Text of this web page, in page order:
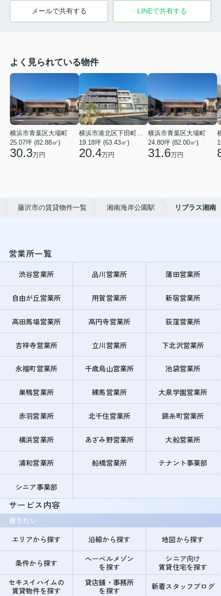
メールで共有する LINEで共有する
よく見られている物件
横浜市青葉区大場町
25.07坪 (82.88㎡)
30.3万円
19.18坪 (63.43㎡)
20.4万円
横浜市青葉区大場町
24.80坪 (82.00㎡)
31.6万円
藤沢市の賃貸物件一覧 湘南海岸公園駅 リブラス湘南
営業所一覧
渋谷営業所 品川営業所 蒲田営業所
自由が丘営業所 用賀営業所 新宿営業所
高田馬場営業所 高円寺営業所 荻窪営業所
吉祥寺営業所 立川営業所 下北沢営業所
永福町営業所 千歳烏山営業所 池袋営業所
巣鴨営業所 練馬営業所 大泉学園営業所
赤羽営業所 北千住営業所 錦糸町営業所
横浜営業所 あざみ野営業所 大船営業所
浦和営業所 船橋営業所 テナント事業部
シニア事業部
サービス内容
借りたい
エリアから探す
沿線から探す 地図から探す
条件から探す
ヘーベルメゾン
を探す
シニア向け
賃貸住宅を探す
セキスイハイムの
賃貸物件を探す
貸店舗・事務所
を探す
新着スタッフブログ